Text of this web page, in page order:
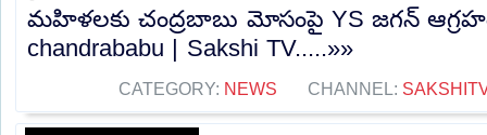
మహిళలకు చంద్రబాబు మోసంపై YS జగన్ ఆగ్రహం
chandrababu | Sakshi TV.....»»
CATEGORY: NEWS CHANNEL: